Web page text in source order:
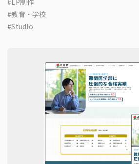
LP制作
教育・学校
Studio